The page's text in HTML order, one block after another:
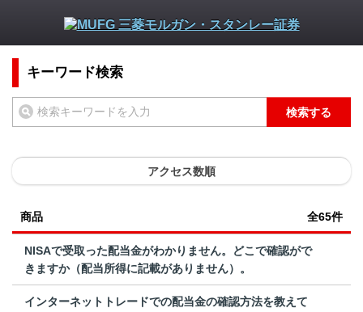
キーワード検索
検索する
アクセス数順
商品 全65件
NISAで受取った配当金がわかりません。どこで確認がで
きますか（配当所得に記載がありません）。
インターネットトレードでの配当金の確認方法を教えて